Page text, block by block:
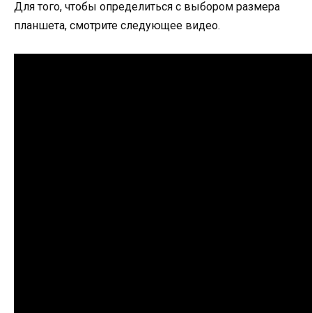
Для того, чтобы определиться с выбором размера
планшета, смотрите следующее видео.